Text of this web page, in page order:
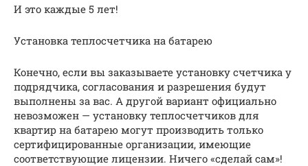
И это каждые 5 лет!
Установка теплосчетчика на батарею
Конечно, если вы заказываете установку счетчика у
подрядчика, согласования и разрешения будут
выполнены за вас. А другой вариант официально
невозможен — установку теплосчетчиков для
квартир на батарею могут производить только
сертифицированные организации, имеющие
соответствующие лицензии. Ничего «сделай сам»!